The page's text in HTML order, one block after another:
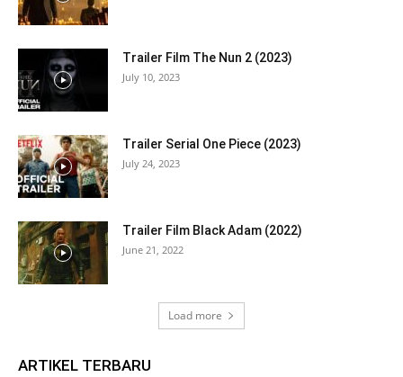
Trailer Film The Nun 2 (2023)
July 10, 2023
Trailer Serial One Piece (2023)
July 24, 2023
Trailer Film Black Adam (2022)
June 21, 2022
Load more
ARTIKEL TERBARU